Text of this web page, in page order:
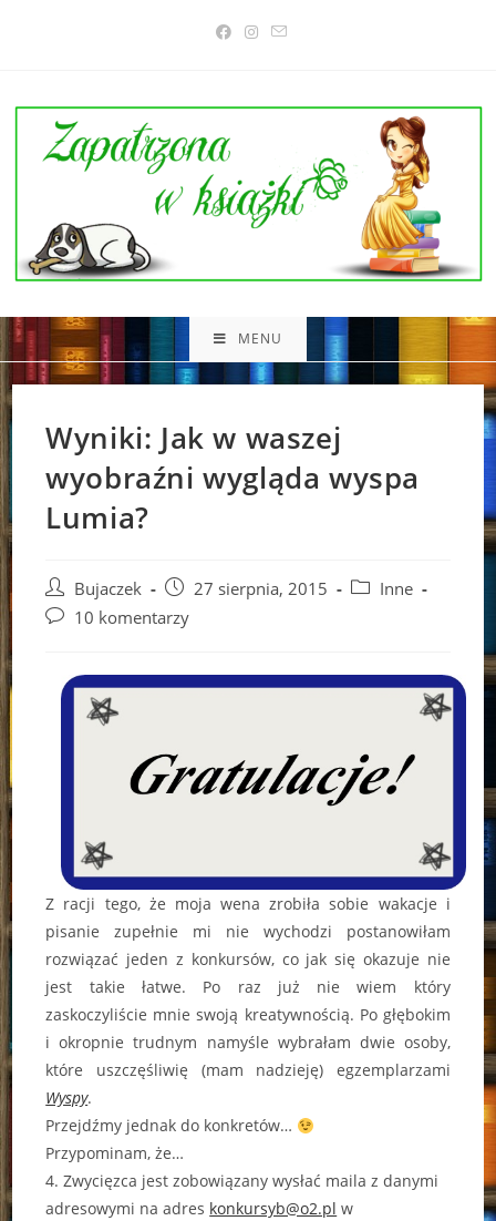
MENU
Wyniki: Jak w waszej
wyobraźni wygląda wyspa
Lumia?
Post
author:
Bujaczek
Post
published:
27 sierpnia, 2015
PostInne
Post10 komentarzy
Z racji tego, że moja wena zrobiła sobie wakacje i
pisanie zupełnie mi nie wychodzi postanowiłam
rozwiązać jeden z konkursów, co jak się okazuje nie
jest takie łatwe. Po raz już nie wiem który
zaskoczyliście mnie swoją kreatywnością. Po głębokim
i okropnie trudnym namyśle wybrałam dwie osoby,
które uszczęśliwię (mam nadzieję) egzemplarzami
Wyspy.
Przejdźmy jednak do konkretów…
Przypominam, że…
4. Zwycięzca jest zobowiązany wysłać maila z danymi
adresowymi na adres konkursyb@o2.pl w